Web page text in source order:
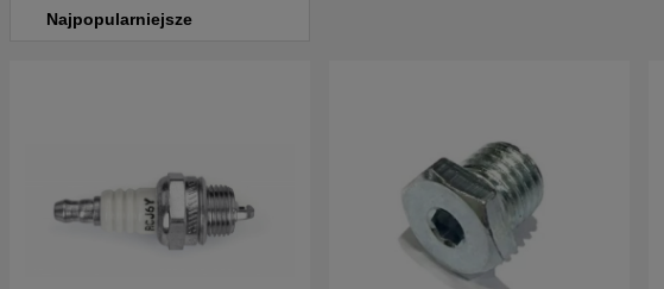
Najpopularniejsze